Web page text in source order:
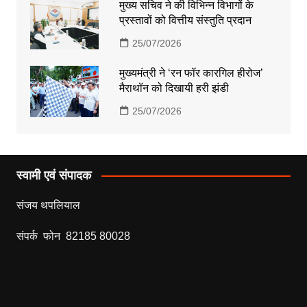
मुख्य सचिव ने की विभिन्न विभागों के
प्रस्तावों को वित्तीय संस्तुति प्रदान
25/07/2026
मुख्यमंत्री ने ‘रन फॉर कारगिल हीरोज’
मैराथॉन को दिखायी हरी झंडी
25/07/2026
स्वामी एवं संपादक
संजय थपलियाल
संपर्क फोन 82185 80028